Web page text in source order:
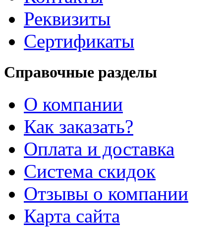
Реквизиты
Сертификаты
Справочные разделы
О компании
Как заказать?
Оплата и доставка
Система скидок
Отзывы о компании
Карта сайта